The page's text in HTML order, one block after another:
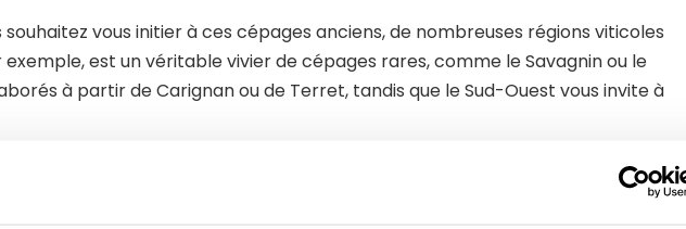
vous initier à ces cépages anciens, de nombreuses régions viticoles
est un véritable vivier de cépages rares, comme le Savagnin ou le
à partir de Carignan ou de Terret, tandis que le Sud-Ouest vous invite à
propose des cours de dégustation de vins sur
les vins bio et nature.
à reconnaître les arômes spécifiques de ces vins et à mieux comprendre